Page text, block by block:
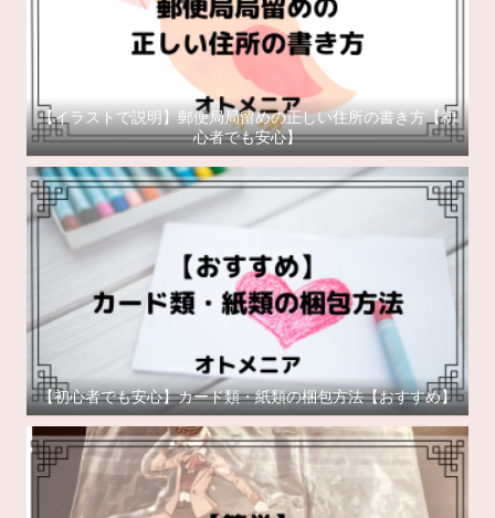
【イラストで説明】郵便局局留めの正しい住所の書き方【初
心者でも安心】
【初心者でも安心】カード類・紙類の梱包方法【おすすめ】